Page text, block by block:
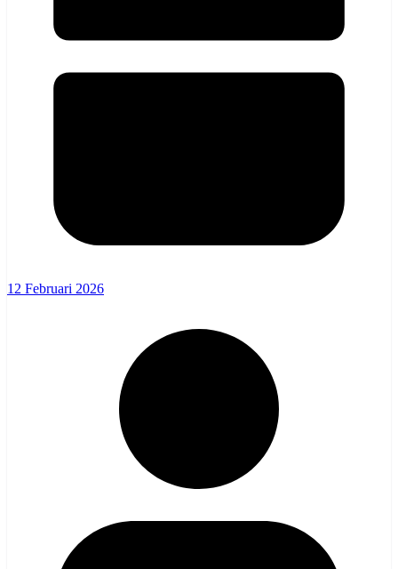
12 Februari 2026